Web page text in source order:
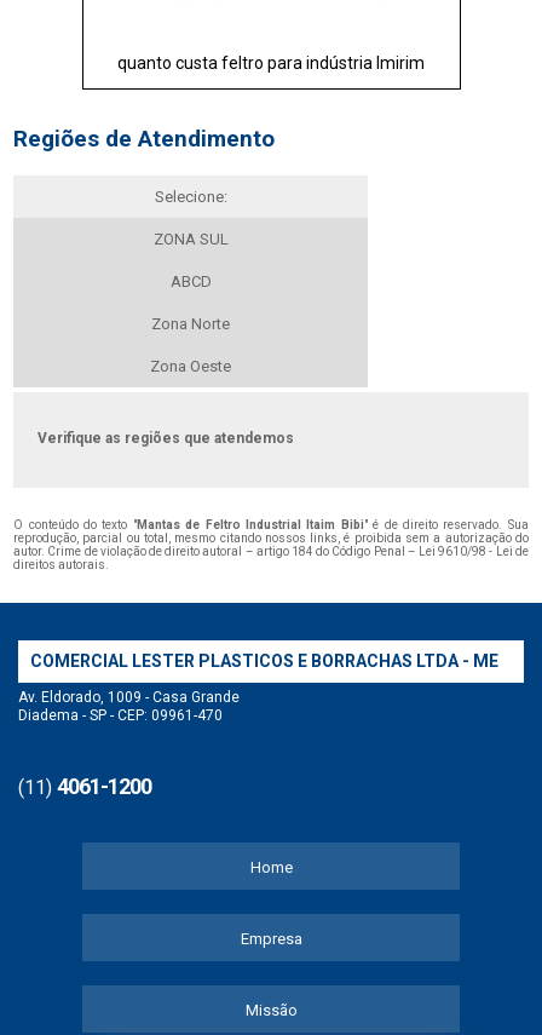
quanto custa feltro para indústria Imirim
Regiões de Atendimento
Selecione:
ZONA SUL
ABCD
Zona Norte
Zona Oeste
Verifique as regiões que atendemos
O conteúdo do texto "Mantas de Feltro Industrial Itaim Bibi" é de direito reservado. Sua
reprodução, parcial ou total, mesmo citando nossos links, é proibida sem a autorização do
autor. Crime de violação de direito autoral – artigo 184 do Código Penal –
Lei 9610/98 - Lei de
direitos autorais
COMERCIAL LESTER PLASTICOS E BORRACHAS LTDA - ME
Av. Eldorado, 1009 - Casa Grande
Diadema - SP - CEP: 09961-470
(11) 4061-1200
Home
Empresa
Missão